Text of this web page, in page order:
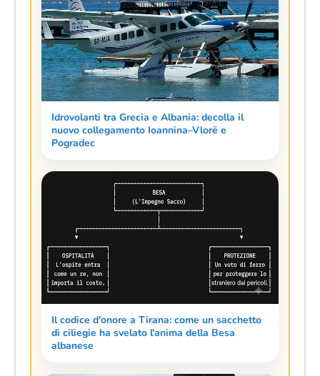
Idrovolanti tra Grecia e Albania: decolla il
nuovo collegamento Ioannina–Vlorë e
Pogradec
Il codice d'onore a Tirana: come un sacchetto
di ciliegie ha svelato l'anima della Besa
albanese